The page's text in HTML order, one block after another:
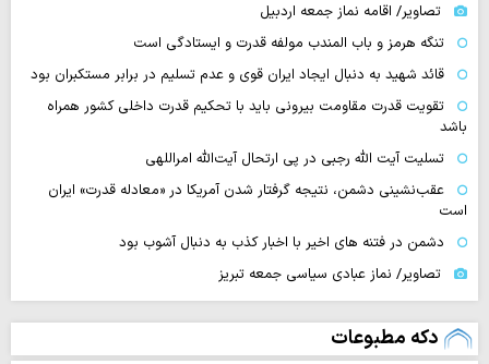
تصاویر/ اقامه نماز جمعه اردبیل
تنگه‌ هرمز و باب المندب مولفه قدرت و ایستادگی است
قائد شهید به دنبال ایجاد ایران قوی و عدم تسلیم در برابر مستکبران بود
تقویت قدرت مقاومت بیرونی باید با تحکیم قدرت داخلی کشور همراه
باشد
تسلیت آیت الله رجبی در پی ارتحال آیت‌الله امراللهی
عقب‌نشینی دشمن، نتیجه گرفتار شدن آمریکا در «معادله قدرت» ایران
است
دشمن در فتنه های اخیر با اخبار کذب به دنبال آشوب بود
تصاویر/ نماز عبادی سیاسی جمعه تبریز
دکه مطبوعات